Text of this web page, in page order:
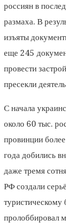
россиян в
размаха. В
изъяты
еще 245
провести
пресекли
С начала
около 60 тыс.
провинции
года добились
даже тремя
РФ создали
пролоббировал